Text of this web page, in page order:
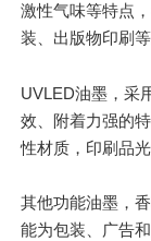
激性气味等特点
装、出版物印刷
UVLED油墨，采
效、附着力强的
性材质，印刷品
其他功能油墨，
能为包装、广告